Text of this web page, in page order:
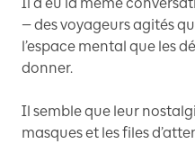
— des voyageurs agités
l’espace mental que les
donner.
Il semble que leur
masques et les files